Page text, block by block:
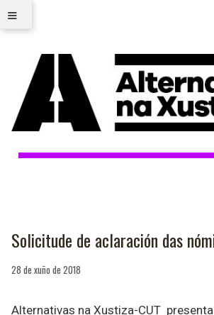
≡
Solicitude de aclaración das
28 de xuño de 2018
Alternativas na Xustiza-CUT